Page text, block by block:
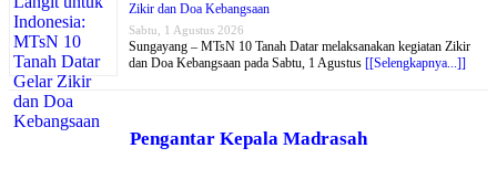
Zikir dan Doa Kebangsaan
Sabtu, 1 Agustus 2026
Sungayang – MTsN 10 Tanah Datar melaksanakan kegiatan Zikir
dan Doa Kebangsaan pada Sabtu, 1 Agustus [[Selengkapnya...]]
Pengantar Kepala Madrasah